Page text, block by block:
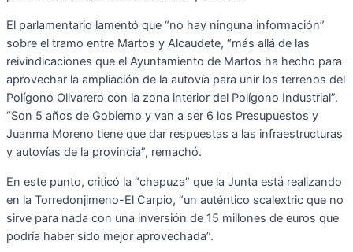
El parlamentario lamentó que “no hay ninguna información”
sobre el tramo entre Martos y Alcaudete, “más allá de las
reivindicaciones que el Ayuntamiento de Martos ha hecho para
aprovechar la ampliación de la autovía para unir los terrenos del
Polígono Olivarero con la zona interior del Polígono Industrial”.
“Son 5 años de Gobierno y van a ser 6 los Presupuestos y
Juanma Moreno tiene que dar respuestas a las infraestructuras
y autovías de la provincia”, remachó.
En este punto, criticó la “chapuza” que la Junta está realizando
en la Torredonjimeno-El Carpio, “un auténtico scalextric que no
sirve para nada con una inversión de 15 millones de euros que
podría haber sido mejor aprovechada”.